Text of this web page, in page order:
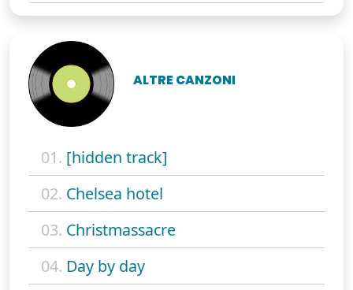
ALTRE CANZONI
01. [hidden track]
02. Chelsea hotel
03. Christmassacre
04. Day by day